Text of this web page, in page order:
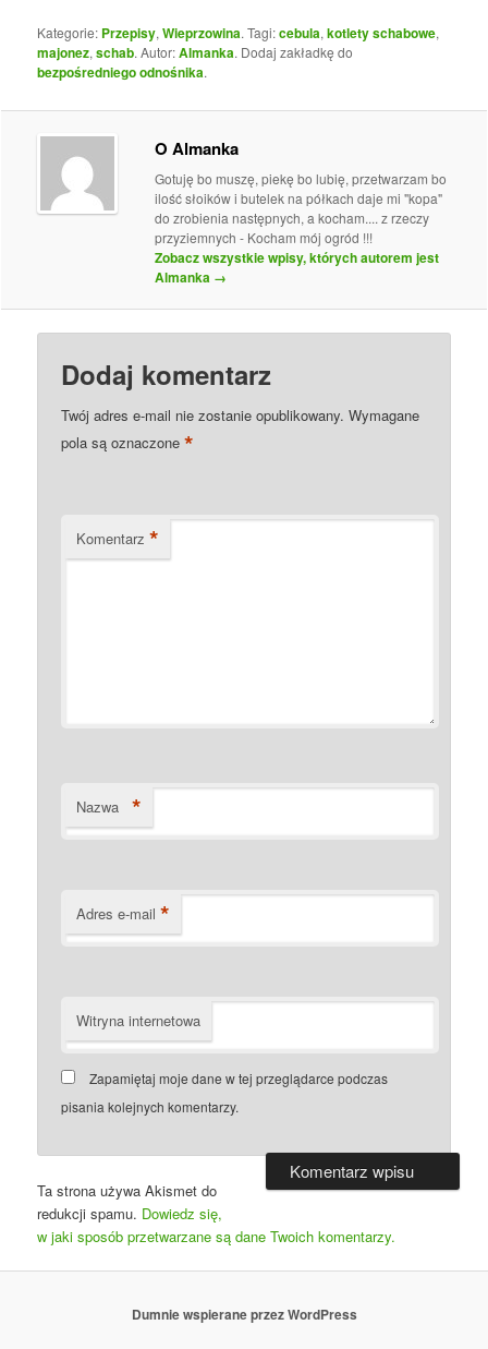
Kategorie: Przepisy,Wieprzowina. Tagi:cebula,kotlety schabowe,
majonez,schab. Autor:Almanka. Dodaj zakładkę do
bezpośredniego odnośnika.
O Almanka
Gotuję bo muszę, piekę bo lubię, przetwarzam bo
ilość słoików i butelek na półkach daje mi "kopa"
do zrobienia następnych, a kocham.... z rzeczy
przyziemnych - Kocham mój ogród !!!
Zobacz wszystkie wpisy, których autorem jest
Almanka →
Dodaj komentarz
Twój adres e-mail nie zostanie opublikowany. Wymagane
pola są oznaczone*
Komentarz *
Nazwa *
Adres e-mail *
Witryna internetowa
Zapamiętaj moje dane w tej przeglądarce podczas
pisania kolejnych komentarzy.
Ta strona używa Akismet do
redukcji spamu. Dowiedz się,
w jaki sposób przetwarzane są dane Twoich komentarzy.
Dumnie wspierane przez WordPress